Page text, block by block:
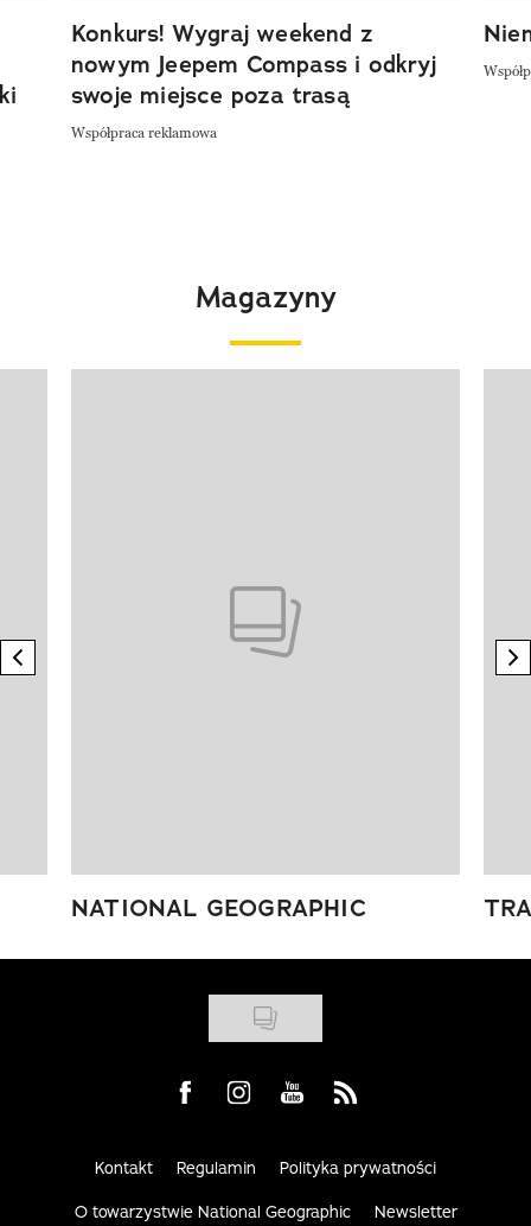
Konkurs! Wygraj weekend z
nowym Jeepem Compass i odkryj
swoje miejsce poza trasą
Współpraca reklamowa
Magazyny
previous element
NATIONAL GEOGRAPHIC
Visit us on Facebook
Visit us on Instagram
Visit us on Youtube
Visit us on Rss
Kontakt Regulamin Polityka prywatności
O towarzystwie National Geographic Newsletter